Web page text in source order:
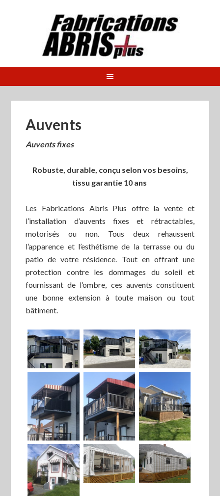
Auvents
Auvents fixes
Robuste, durable, conçu selon vos besoins,
tissu garantie 10 ans
Les Fabrications Abris Plus offre la vente et
l’installation d’auvents fixes et rétractables,
motorisés ou non. Tous deux rehaussent
l’apparence et l’esthétisme de la terrasse ou du
patio de votre résidence. Tout en offrant une
protection contre les dommages du soleil et
fournissant de l’ombre, ces auvents constituent
une bonne extension à toute maison ou tout
bâtiment.